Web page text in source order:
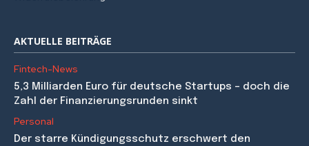
AKTUELLE BEITRÄGE
Fintech-News
5,3 Milliarden Euro für deutsche Startups – doch die
Zahl der Finanzierungsrunden sinkt
Personal
Der starre Kündigungsschutz erschwert den